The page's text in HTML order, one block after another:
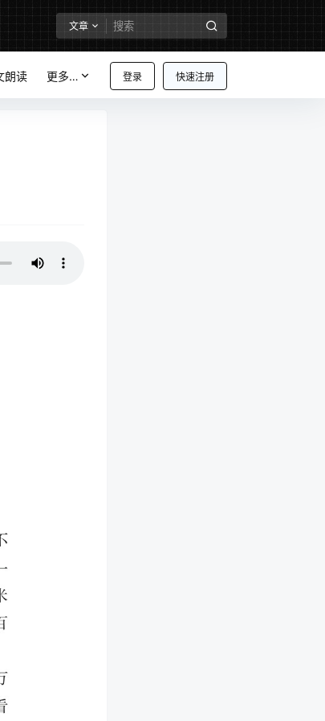
文章
登录 快速注册
朗读 更多…